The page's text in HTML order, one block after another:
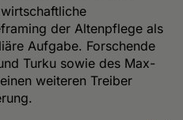
der Altenpflege als
Aufgabe. Forschende
Turku sowie des Max-
weiteren Treiber